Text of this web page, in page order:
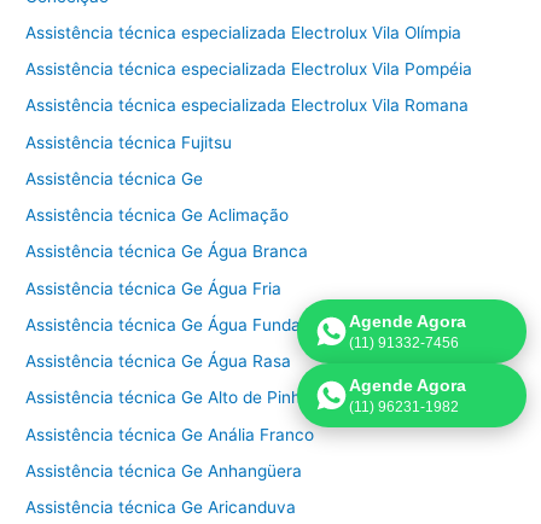
Assistência técnica especializada Electrolux Vila Olímpia
Assistência técnica especializada Electrolux Vila Pompéia
Assistência técnica especializada Electrolux Vila Romana
Assistência técnica Fujitsu
Assistência técnica Ge
Assistência técnica Ge Aclimação
Assistência técnica Ge Água Branca
Assistência técnica Ge Água Fria
Assistência técnica Ge Água Funda
Assistência técnica Ge Água Rasa
Assistência técnica Ge Alto de Pinheiros
Assistência técnica Ge Anália Franco
Assistência técnica Ge Anhangüera
Assistência técnica Ge Aricanduva
Agende Agora
(11) 91332-7456
Agende Agora
(11) 96231-1982